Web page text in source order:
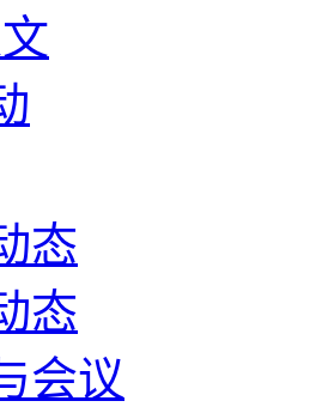
态
态
会议